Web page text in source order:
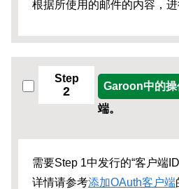
根据所使用的邮件的内容，进
Step
2 Garoon中的操
端。
需要Step 1中发行的“客户端
详情请参考添加OAuth客户端